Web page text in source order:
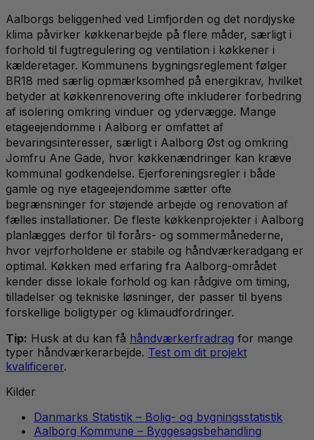
Aalborgs beliggenhed ved Limfjorden og det nordjyske
klima påvirker køkkenarbejde på flere måder, særligt i
forhold til fugtregulering og ventilation i køkkener i
kælderetager. Kommunens bygningsreglement følger
BR18 med særlig opmærksomhed på energikrav, hvilket
betyder at køkkenrenovering ofte inkluderer forbedring
af isolering omkring vinduer og ydervægge. Mange
etageejendomme i Aalborg er omfattet af
bevaringsinteresser, særligt i Aalborg Øst og omkring
Jomfru Ane Gade, hvor køkkenændringer kan kræve
kommunal godkendelse. Ejerforeningsregler i både
gamle og nye etageejendomme sætter ofte
begrænsninger for støjende arbejde og renovation af
fælles installationer. De fleste køkkenprojekter i Aalborg
planlægges derfor til forårs- og sommermånederne,
hvor vejrforholdene er stabile og håndværkeradgang er
optimal. Køkken med erfaring fra Aalborg-området
kender disse lokale forhold og kan rådgive om timing,
tilladelser og tekniske løsninger, der passer til byens
forskellige boligtyper og klimaudfordringer.
Tip: Husk at du kan få håndværkerfradrag for mange
typer håndværkerarbejde. Test om dit projekt
kvalificerer.
Kilder
Danmarks Statistik – Bolig- og bygningsstatistik
Aalborg Kommune – Byggesagsbehandling